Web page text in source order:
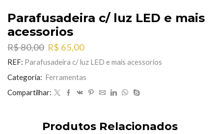
Parafusadeira c/ luz LED e mais
acessorios
R$80,00 O
preço
original
era:
R$ 80,00.
R$ 65,00O
preço
atual
é:
R$ 65,00.
REF: Parafusadeira c/ luz LED e mais acessorios
Categoria: Ferramentas
Compartilhar:
Produtos Relacionados